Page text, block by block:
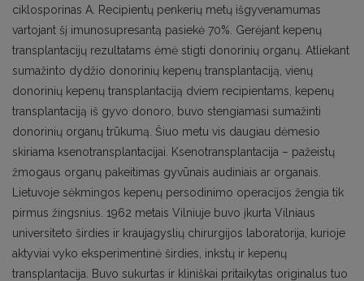
ciklosporinas A. Recipientų penkerių metų išgyvenamumas
vartojant šį imunosupresantą pasiekė 70%. Gerėjant kepenų
transplantacijų rezultatams ėmė stigti donorinių organų. Atliekant
sumažinto dydžio donorinių kepenų transplantaciją, vienų
donorinių kepenų transplantaciją dviem recipientams, kepenų
transplantaciją iš gyvo donoro, buvo stengiamasi sumažinti
donorinių organų trūkumą. Šiuo metu vis daugiau dėmesio
skiriama ksenotransplantacijai. Ksenotransplantacija – pažeistų
žmogaus organų pakeitimas gyvūnais audiniais ar organais.
Lietuvoje sėkmingos kepenų persodinimo operacijos žengia tik
pirmus žingsnius. 1962 metais Vilniuje buvo įkurta Vilniaus
universiteto širdies ir kraujagyslių chirurgijos laboratorija, kurioje
aktyviai vyko eksperimentinė širdies, inkstų ir kepenų
transplantacija. Buvo sukurtas ir kliniškai pritaikytas originalus tuo